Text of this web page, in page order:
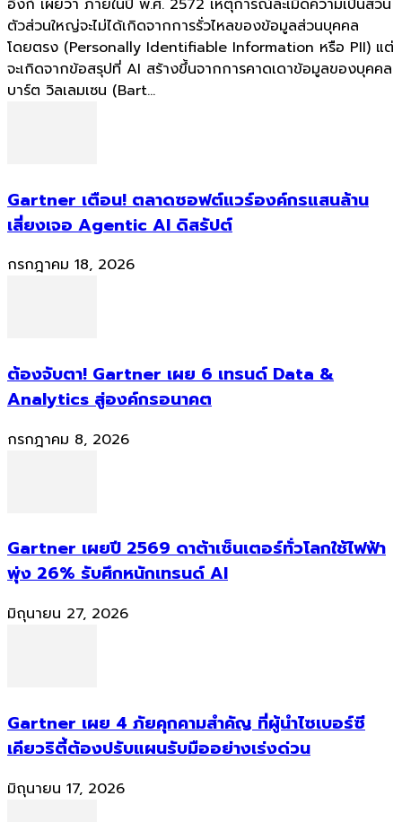
ตัวส่วนใหญ่จะไม่ได้เกิดจากการรั่วไหลของข้อมูลส่วนบุคคล
โดยตรง (Personally Identifiable Information หรือ PII) แต่
จะเกิดจากข้อสรุปที่ AI สร้างขึ้นจากการคาดเดาข้อมูลของบุคคล
บาร์ต วิลเลมเซน (Bart...
Gartner เตือน! ตลาดซอฟต์แวร์องค์กรแสนล้าน
เสี่ยงเจอ Agentic AI ดิสรัปต์
กรกฎาคม 18, 2026
ต้องจับตา! Gartner เผย 6 เทรนด์ Data &
Analytics สู่องค์กรอนาคต
กรกฎาคม 8, 2026
Gartner เผยปี 2569 ดาต้าเซ็นเตอร์ทั่วโลกใช้ไฟฟ้า
พุ่ง 26% รับศึกหนักเทรนด์ AI
มิถุนายน 27, 2026
Gartner เผย 4 ภัยคุกคามสำคัญ ที่ผู้นำไซเบอร์ซี
เคียวริตี้ต้องปรับแผนรับมืออย่างเร่งด่วน
มิถุนายน 17, 2026